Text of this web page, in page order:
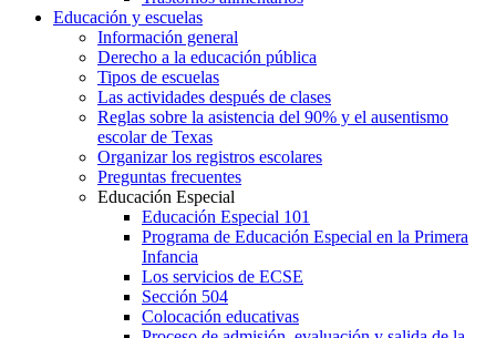
Educación y escuelas
Información general
Derecho a la educación pública
Tipos de escuelas
Las actividades después de clases
Reglas sobre la asistencia del 90% y el ausentismo
escolar de Texas
Organizar los registros escolares
Preguntas frecuentes
Educación Especial
Educación Especial 101
Programa de Educación Especial en la Primera
Infancia
Los servicios de ECSE
Sección 504
Colocación educativas